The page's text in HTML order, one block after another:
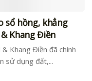
sổ hồng, khẳng
Khang Điền
Khang Điền đã chính
sử dụng đất,...